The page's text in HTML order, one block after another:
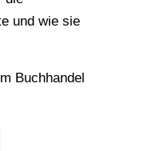
und wie sie
Buchhandel